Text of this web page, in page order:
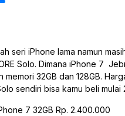
seri iPhone lama namun
Solo. Dimana iPhone 7
memori 32GB dan 128GB.
sendiri bisa kamu beli mulai
7 32GB Rp. 2.400.000